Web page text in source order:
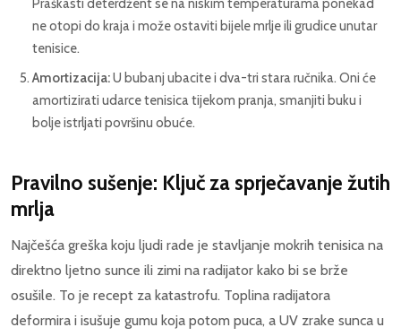
Praškasti deterdžent se na niskim temperaturama ponekad
ne otopi do kraja i može ostaviti bijele mrlje ili grudice unutar
tenisice.
Amortizacija:U bubanj ubacite i dva-tri stara ručnika. Oni će
amortizirati udarce tenisica tijekom pranja, smanjiti buku i
bolje istrljati površinu obuće.
Pravilno sušenje: Ključ za sprječavanje žutih
mrlja
Najčešća greška koju ljudi rade je stavljanje mokrih tenisica na
direktno ljetno sunce ili zimi na radijator kako bi se brže
osušile. To je recept za katastrofu. Toplina radijatora
deformira i isušuje gumu koja potom puca, a UV zrake sunca u